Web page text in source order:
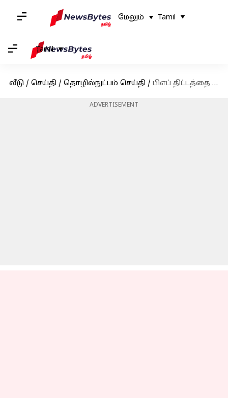
மேலும் Tamil
Tamil
வீடு / செய்தி / தொழில்நுட்பம் செய்தி / பிஎப் திட்டத்தை விட அதிக வருமானம் தரும் பவர் பைனான்ஸ் Dividend பங்கு!
ADVERTISEMENT